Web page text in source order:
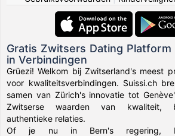
Gratis Zwitsers Dating Platform
in Verbindingen
Grüezi! Welkom bij Zwitserland's meest
voor kwaliteitsverbindingen. Suissi.ch
samen van Zürich's innovatie tot
Zwitserse waarden van kwaliteit,
authentieke relaties.
Of je nu in Bern's regering,